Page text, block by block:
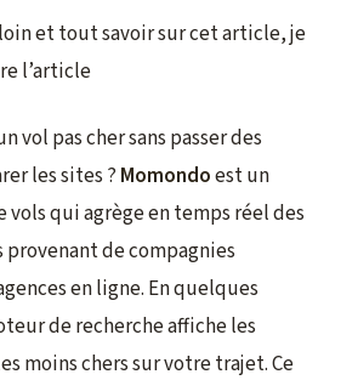
et tout savoir sur cet article, je
l’article
vol pas cher sans passer des
les sites ? Momondoest un
vols qui agrège en temps réel des
provenant de compagnies
en ligne. En quelques
de recherche affiche les
moins chers sur votre trajet. Ce